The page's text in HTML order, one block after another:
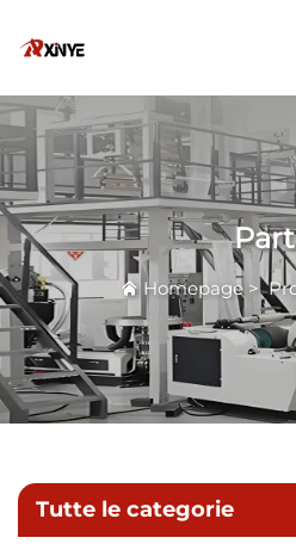
Homepage>
Tutte le categorie